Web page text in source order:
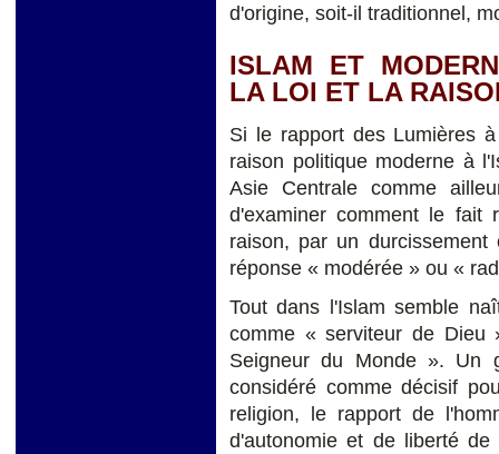
d'origine, soit-il traditionnel,
ISLAM ET
LA LOI ET LA
Si le rapport des Lumières
raison politique moderne à
Asie Centrale comme
d'examiner comment le fait
raison, par un
réponse « modérée » ou «
Tout dans l'Islam semble
comme « serviteur de Dieu
Seigneur du Monde ». Un
considéré comme décisif
religion, le rapport de
d'autonomie et de liberté